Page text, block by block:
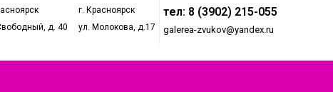
д. 40
г. Красноярск
ул. Молокова, д.17
тел: 8 (3902) 215-055
galerea-zvukov@yandex.ru